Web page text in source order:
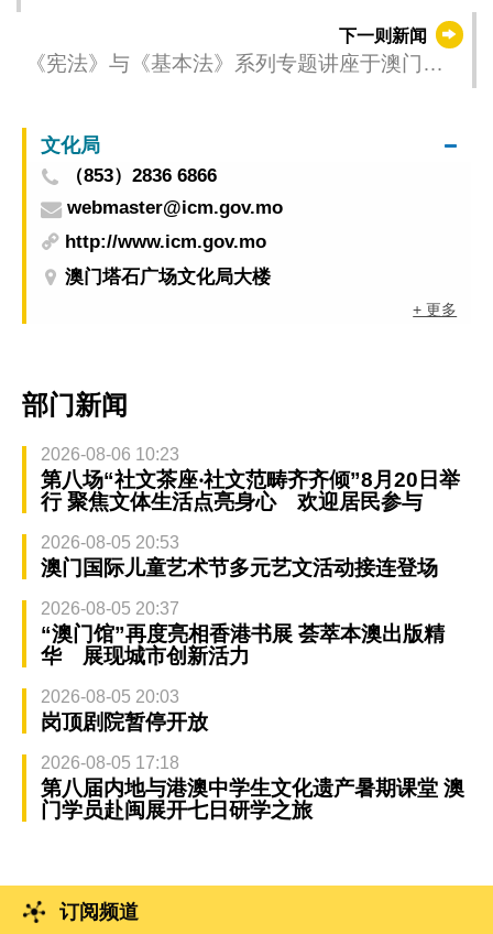
下一则新闻
《宪法》与《基本法》系列专题讲座于澳门理
文化局
（853）2836 6866
webmaster@icm.gov.mo
http://www.icm.gov.mo
澳门塔石广场文化局大楼
+ 更多
部门新闻
2026-08-06 10:23
第八场“社文茶座‧社文范畴齐齐倾”8月20日举
行 聚焦文体生活点亮身心 欢迎居民参与
2026-08-05 20:53
澳门国际儿童艺术节多元艺文活动接连登场
2026-08-05 20:37
“澳门馆”再度亮相香港书展 荟萃本澳出版精
华 展现城市创新活力
2026-08-05 20:03
岗顶剧院暂停开放
2026-08-05 17:18
第八届内地与港澳中学生文化遗产暑期课堂 澳
门学员赴闽展开七日研学之旅
订阅频道